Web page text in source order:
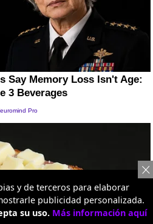
y de terceros para elaborar
publicidad personalizada.
su uso. Más información aquí